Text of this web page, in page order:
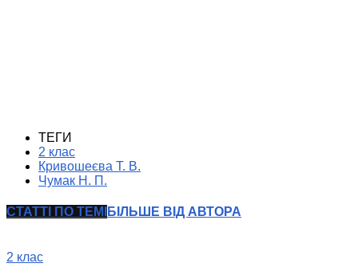
ТЕГИ
2 клас
Кривошеєва Т. В.
Чумак Н. П.
СТАТТІ ПО ТЕМІ БІЛЬШЕ ВІД АВТОРА
2 клас